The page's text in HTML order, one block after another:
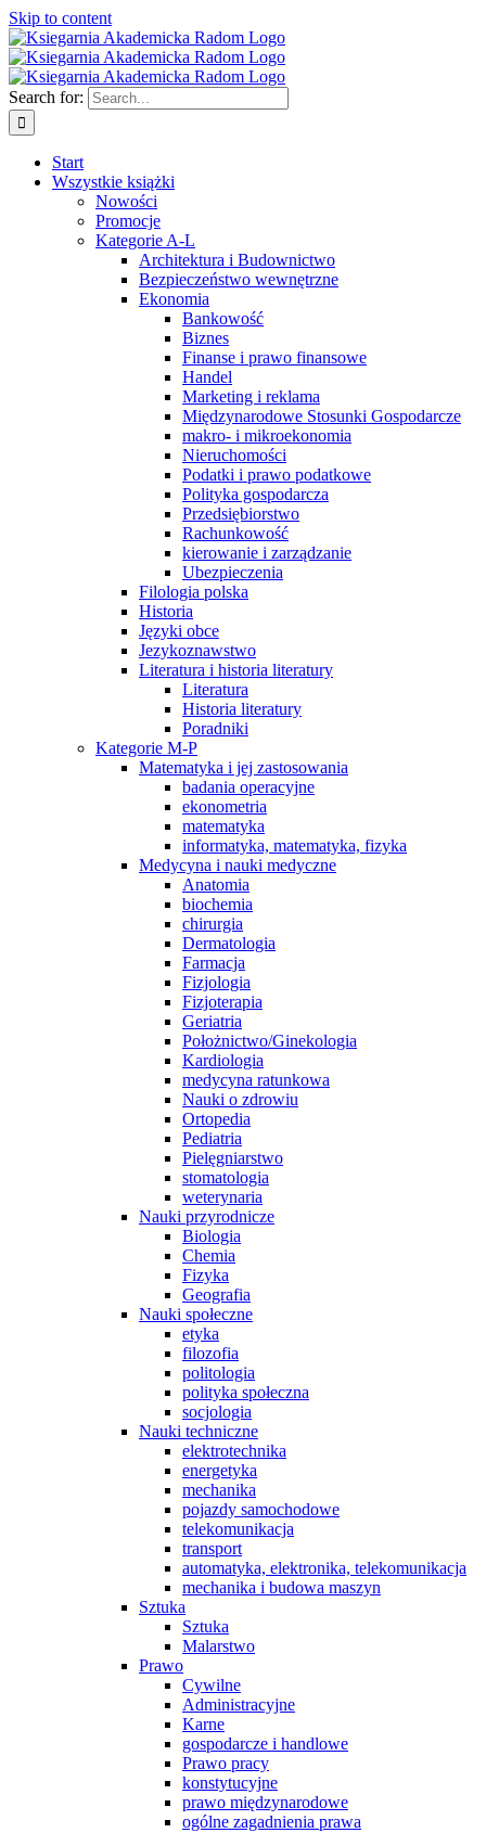
Skip to content
Search for:
Start
Wszystkie książki
Nowości
Promocje
Kategorie A-L
Architektura i Budownictwo
Bezpieczeństwo wewnętrzne
Ekonomia
Bankowość
Biznes
Finanse i prawo finansowe
Handel
Marketing i reklama
Międzynarodowe Stosunki Gospodarcze
makro- i mikroekonomia
Nieruchomości
Podatki i prawo podatkowe
Polityka gospodarcza
Przedsiębiorstwo
Rachunkowość
kierowanie i zarządzanie
Ubezpieczenia
Filologia polska
Historia
Języki obce
Jezykoznawstwo
Literatura i historia literatury
Literatura
Historia literatury
Poradniki
Kategorie M-P
Matematyka i jej zastosowania
badania operacyjne
ekonometria
matematyka
informatyka, matematyka, fizyka
Medycyna i nauki medyczne
Anatomia
biochemia
chirurgia
Dermatologia
Farmacja
Fizjologia
Fizjoterapia
Geriatria
Położnictwo/Ginekologia
Kardiologia
medycyna ratunkowa
Nauki o zdrowiu
Ortopedia
Pediatria
Pielęgniarstwo
stomatologia
weterynaria
Nauki przyrodnicze
Biologia
Chemia
Fizyka
Geografia
Nauki społeczne
etyka
filozofia
politologia
polityka społeczna
socjologia
Nauki techniczne
elektrotechnika
energetyka
mechanika
pojazdy samochodowe
telekomunikacja
transport
automatyka, elektronika, telekomunikacja
mechanika i budowa maszyn
Sztuka
Sztuka
Malarstwo
Prawo
Cywilne
Administracyjne
Karne
gospodarcze i handlowe
Prawo pracy
konstytucyjne
prawo międzynarodowe
ogólne zagadnienia prawa